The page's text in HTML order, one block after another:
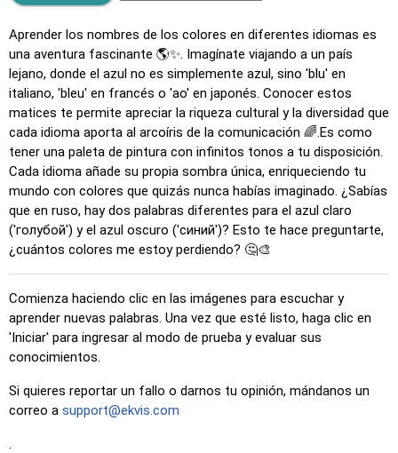
Aprender los nombres de los colores en diferentes idiomas es
una aventura fascinante 🌎✨. Imagínate viajando a un país
lejano, donde el azul no es simplemente azul, sino 'blu' en
italiano, 'bleu' en francés o 'ao' en japonés. Conocer estos
matices te permite apreciar la riqueza cultural y la diversidad que
cada idioma aporta al arcoíris de la comunicación 🌈.Es como
tener una paleta de pintura con infinitos tonos a tu disposición.
Cada idioma añade su propia sombra única, enriqueciendo tu
mundo con colores que quizás nunca habías imaginado. ¿Sabías
que en ruso, hay dos palabras diferentes para el azul claro
('голубой') y el azul oscuro ('синий')? Esto te hace preguntarte,
¿cuántos colores me estoy perdiendo? 🤔🎨
Comienza haciendo clic en las imágenes para escuchar y
aprender nuevas palabras. Una vez que esté listo, haga clic en
'Iniciar' para ingresar al modo de prueba y evaluar sus
conocimientos.
Si quieres reportar un fallo o darnos tu opinión, mándanos un
correo a support@ekvis.com
.